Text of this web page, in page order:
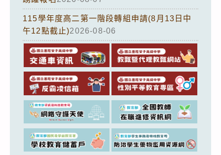
115學年度高二第一階段轉組申請(8月13日中
午12點截止)2026-08-06